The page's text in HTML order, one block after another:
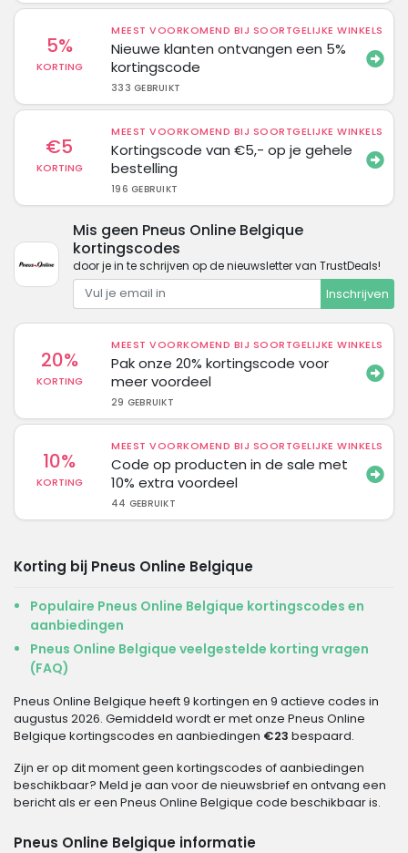
5%
KORTING
MEEST VOORKOMEND BIJ SOORTGELIJKE WINKELS
Nieuwe klanten ontvangen een 5%
kortingscode
333 GEBRUIKT
€5
KORTING
MEEST VOORKOMEND BIJ SOORTGELIJKE WINKELS
Kortingscode van €5,- op je gehele
bestelling
196 GEBRUIKT
Mis geen Pneus Online Belgique
kortingscodes
door je in te schrijven op de nieuwsletter van TrustDeals!
Inschrijven
20%
KORTING
MEEST VOORKOMEND BIJ SOORTGELIJKE WINKELS
Pak onze 20% kortingscode voor
meer voordeel
29 GEBRUIKT
10%
KORTING
MEEST VOORKOMEND BIJ SOORTGELIJKE WINKELS
Code op producten in de sale met
10% extra voordeel
44 GEBRUIKT
Korting bij Pneus Online Belgique
Populaire Pneus Online Belgique kortingscodes en
aanbiedingen
Pneus Online Belgique veelgestelde korting vragen
(FAQ)
Pneus Online Belgique heeft 9 kortingen en 9 actieve codes in
augustus 2026. Gemiddeld wordt er met onze Pneus Online
Belgique kortingscodes en aanbiedingen €23 bespaard.
Zijn er op dit moment geen kortingscodes of aanbiedingen
beschikbaar? Meld je aan voor de nieuwsbrief en ontvang een
bericht als er een Pneus Online Belgique code beschikbaar is.
Pneus Online Belgique informatie